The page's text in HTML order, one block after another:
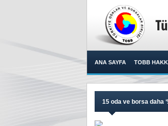
ANA SAYFA TOBB
15 oda ve borsa daha